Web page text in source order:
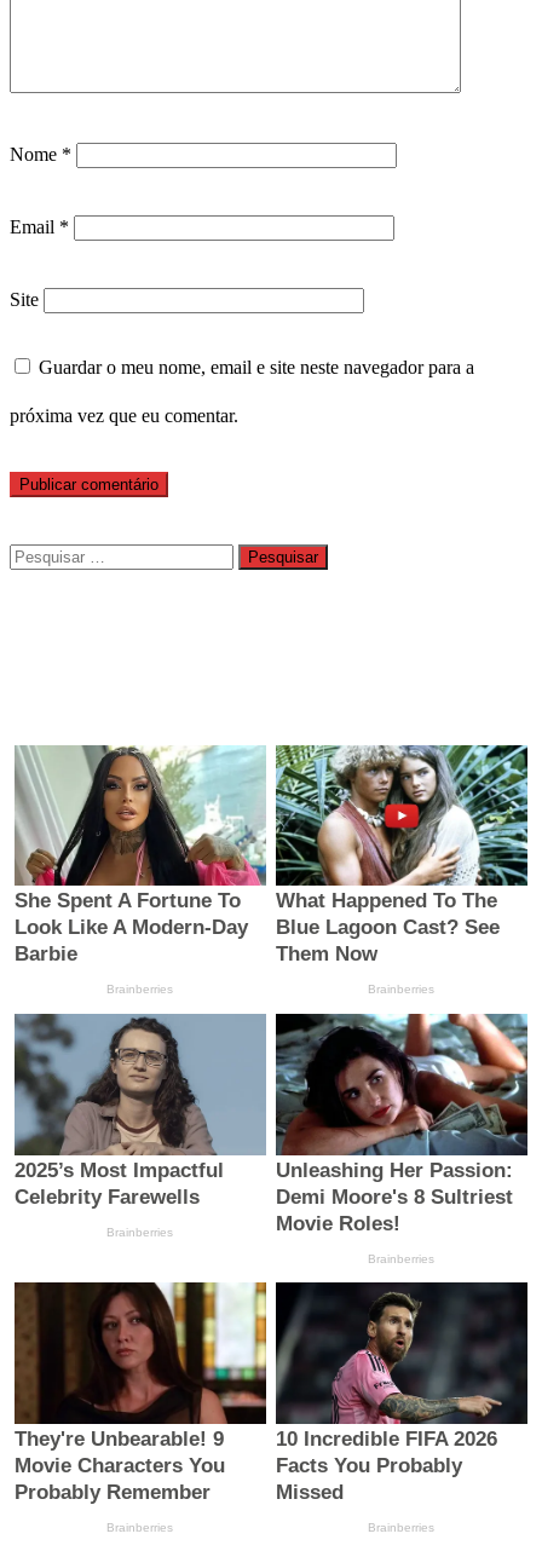
Nome *
Email *
Site
Guardar o meu nome, email e site neste navegador para a
próxima vez que eu comentar.
Pesquisar
por: